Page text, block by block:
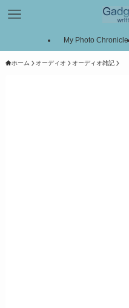
My Photo Chronicle
ホーム オーディオ オーディオ雑記